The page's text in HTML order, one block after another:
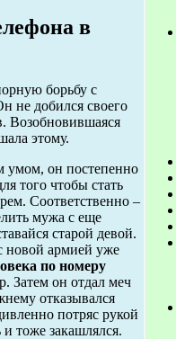
в
борьбу с
не добился своего
Возобновившаяся
этому.
умом, он постепенно
того чтобы стать
Соответственно –
мужа с еще
старой девой.
новой армией уже
по номеру
Затем он отдал меч
отказывался
потряс рукой
и тоже закашлялся.